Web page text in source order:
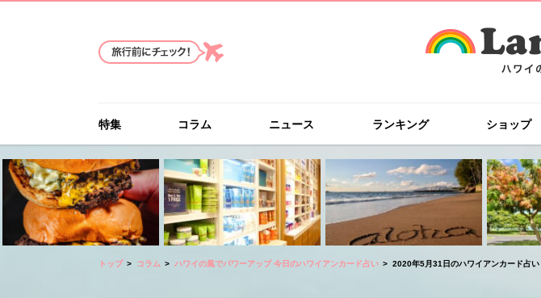
特集 コラム ニュース ランキング ショップ
トップ コラム ハワイの風でパワーアップ 今日のハワイアンカード占い 2020年5月31日のハワイアンカード占い